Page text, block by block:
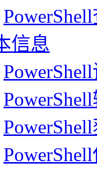
信息